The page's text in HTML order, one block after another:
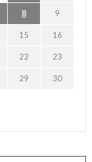
8 9
15 16
22 23
29 30